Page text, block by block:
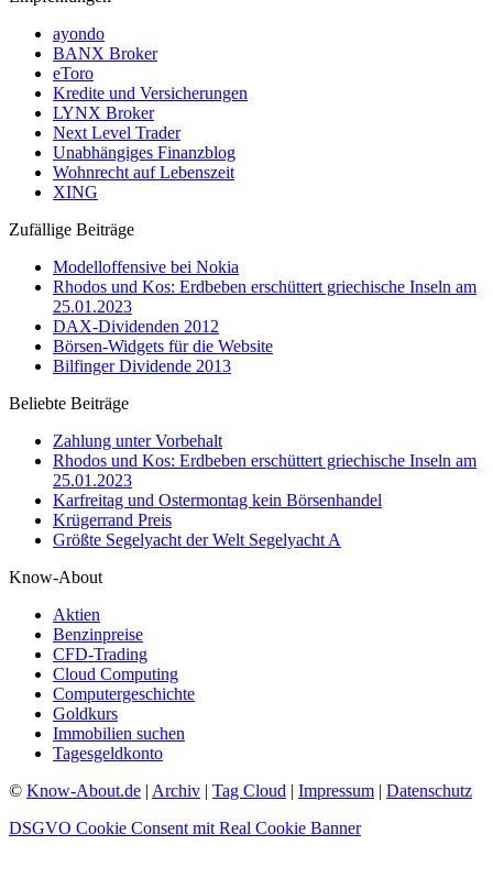
ayondo
BANX Broker
eToro
Kredite und Versicherungen
LYNX Broker
Next Level Trader
Unabhängiges Finanzblog
Wohnrecht auf Lebenszeit
XING
Zufällige Beiträge
Modelloffensive bei Nokia
Rhodos und Kos: Erdbeben erschüttert griechische Inseln am
25.01.2023
DAX-Dividenden 2012
Börsen-Widgets für die Website
Bilfinger Dividende 2013
Beliebte Beiträge
Zahlung unter Vorbehalt
Rhodos und Kos: Erdbeben erschüttert griechische Inseln am
25.01.2023
Karfreitag und Ostermontag kein Börsenhandel
Krügerrand Preis
Größte Segelyacht der Welt Segelyacht A
Know-About
Aktien
Benzinpreise
CFD-Trading
Cloud Computing
Computergeschichte
Goldkurs
Immobilien suchen
Tagesgeldkonto
© Know-About.de | Archiv | Tag Cloud | Impressum | Datenschutz
DSGVO Cookie Consent mit Real Cookie Banner